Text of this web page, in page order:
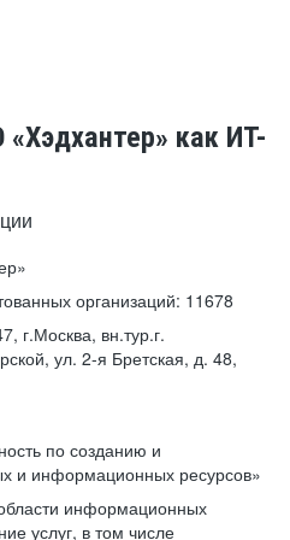
как ИТ-
организаций: 11678
г.Москва, вн.тур.г.
ул. 2-я Бретская, д. 48,
по созданию и
и информационных ресурсов»
информационных
услуг, в том числе